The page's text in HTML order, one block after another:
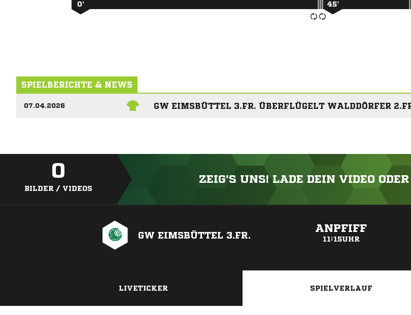
0’ 45’
SPIELBERICHTE & NEWS
07.04.2026 GW EIMSBÜTTEL 3.FR. ÜBERFLÜGELT WALDDÖRFER
0
BILDER / VIDEOS
ZEIG'S UNS! LADE DEIN VIDEO ODER
GW EIMSBÜTTEL 3.FR.
ANPFIFF
11:15UHR
LIVETICKER SPIELVERLAUF